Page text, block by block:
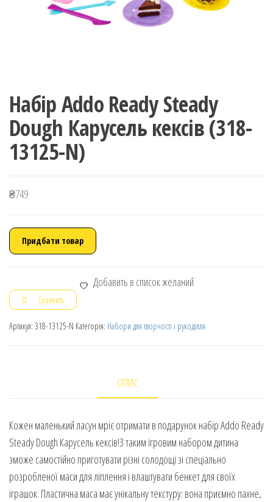
Набір Addo Ready Steady
Dough Карусель кексів (318-
13125-N)
₴749
Придбати товар
Добавить в список желаний
Сравнить
Артикул: 318-13125-N Категорія: Набори для творчості і рукоділля
ОПИС
Кожен маленький ласун мріє отримати в подарунок набір Addo Ready
Steady Dough Карусель кексів!З таким ігровим набором дитина
зможе самостійно приготувати різні солодощі зі спеціально
розробленої маси для ліплення і влаштувати бенкет для своїх
іграшок. Пластична маса має унікальну текстуру: вона приємно пахне,